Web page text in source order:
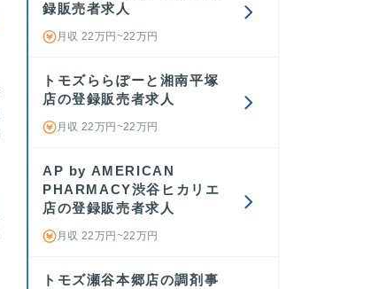
録販売者求人
月収 22万円~22万円
トモズららぽーと湘南平塚
店の登録販売者求人
月収 22万円~22万円
AP by AMERICAN
PHARMACY渋谷ヒカリエ
店の登録販売者求人
月収 22万円~22万円
トモズ瀬谷本郷店の調剤事